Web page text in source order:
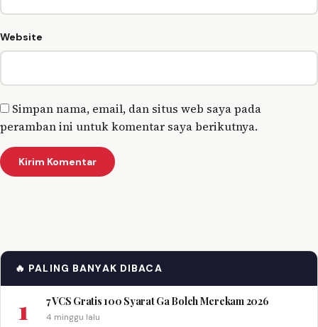
Website
Simpan nama, email, dan situs web saya pada
peramban ini untuk komentar saya berikutnya.
🔥 PALING BANYAK DIBACA
1 7 VCS Gratis 100 Syarat Ga Boleh Merekam 2026
4 minggu lalu